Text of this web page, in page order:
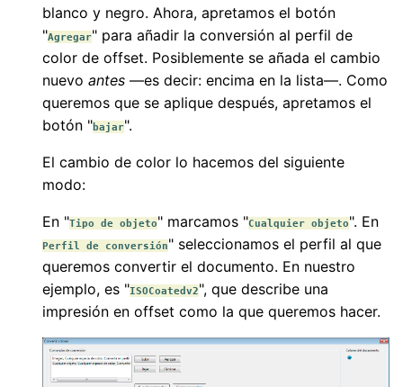
blanco y negro. Ahora, apretamos el botón
"Agregar" para añadir la conversión al perfil de
color de offset. Posiblemente se añada el cambio
nuevo antes —es decir: encima en la lista—. Como
queremos que se aplique después, apretamos el
botón "bajar".
El cambio de color lo hacemos del siguiente
modo:
En "Tipo de objeto" marcamos "Cualquier objeto". En
Perfil de conversión" seleccionamos el perfil al que
queremos convertir el documento. En nuestro
ejemplo, es "ISOCoatedv2", que describe una
impresión en offset como la que queremos hacer.